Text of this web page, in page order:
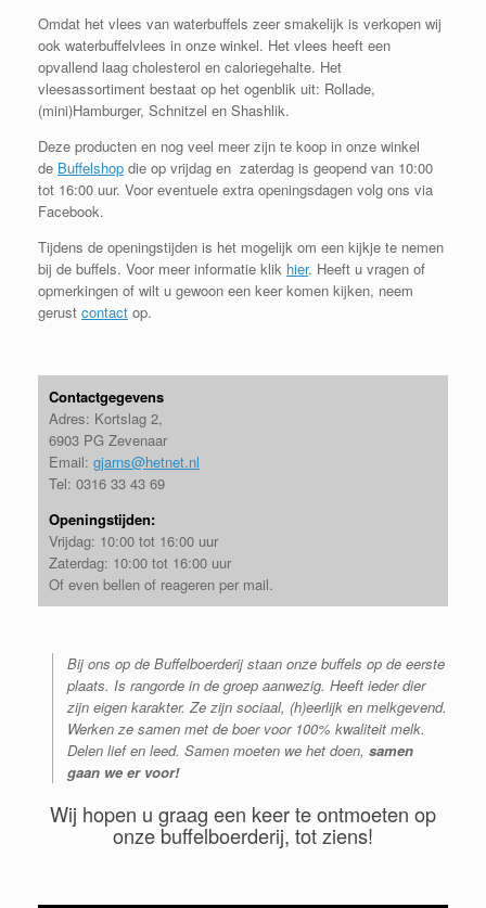
Omdat het vlees van waterbuffels zeer smakelijk is verkopen wij
ook waterbuffelvlees in onze winkel. Het vlees heeft een
opvallend laag cholesterol en caloriegehalte. Het
vleesassortiment bestaat op het ogenblik uit: Rollade,
(mini)Hamburger, Schnitzel en Shashlik.
Deze producten en nog veel meer zijn te koop in onze winkel
de Buffelshop die op vrijdag en zaterdag is geopend van 10:00
tot 16:00 uur. Voor eventuele extra openingsdagen volg ons via
Facebook.
Tijdens de openingstijden is het mogelijk om een kijkje te nemen
bij de buffels. Voor meer informatie klik hier. Heeft u vragen of
opmerkingen of wilt u gewoon een keer komen kijken, neem
gerust contact op.
Contactgegevens
Adres: Kortslag 2,
6903 PG Zevenaar
Email: gjarns@hetnet.nl
Tel: 0316 33 43 69
Openingstijden:
Vrijdag: 10:00 tot 16:00 uur
Zaterdag: 10:00 tot 16:00 uur
Of even bellen of reageren per mail.
Bij ons op de Buffelboerderij staan onze buffels op de eerste
plaats. Is rangorde in de groep aanwezig. Heeft ieder dier
zijn eigen karakter. Ze zijn sociaal, (h)eerlijk en melkgevend.
Werken ze samen met de boer voor 100% kwaliteit melk.
Delen lief en leed. Samen moeten we het doen, samen
gaan we er voor!
Wij hopen u graag een keer te ontmoeten op
onze buffelboerderij, tot ziens!